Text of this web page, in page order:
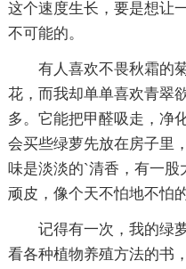
这个速度生长，要是想让
不可能的。
有人喜欢不畏秋霜的
花，而我却单单喜欢青翠
多。它能把甲醛吸走，净
会买些绿萝先放在房子里
味是淡淡的`清香，有一股
顽皮，像个天不怕地不怕
记得有一次，我的绿
看各种植物养殖方法的书